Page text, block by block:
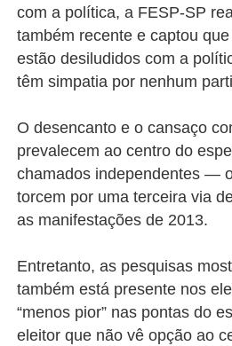
com a política, a FESP-SP
também recente e captou
estão desiludidos com a
têm simpatia por nenhum
O desencanto e o cansaço
prevalecem ao centro do
chamados independentes —
torcem por uma terceira via
as manifestações de 2013.
Entretanto, as pesquisas
também está presente nos
“menos pior” nas pontas do
eleitor que não vê opção ao